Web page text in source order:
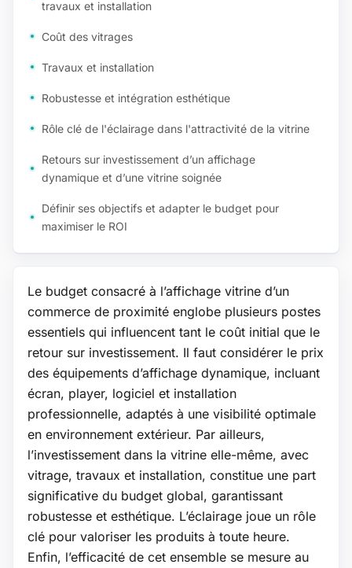
travaux et installation
Coût des vitrages
Travaux et installation
Robustesse et intégration esthétique
Rôle clé de l'éclairage dans l'attractivité de la vitrine
Retours sur investissement d’un affichage
dynamique et d’une vitrine soignée
Définir ses objectifs et adapter le budget pour
maximiser le ROI
Le budget consacré à l’affichage vitrine d’un
commerce de proximité englobe plusieurs postes
essentiels qui influencent tant le coût initial que le
retour sur investissement. Il faut considérer le prix
des équipements d’affichage dynamique, incluant
écran, player, logiciel et installation
professionnelle, adaptés à une visibilité optimale
en environnement extérieur. Par ailleurs,
l’investissement dans la vitrine elle-même, avec
vitrage, travaux et installation, constitue une part
significative du budget global, garantissant
robustesse et esthétique. L’éclairage joue un rôle
clé pour valoriser les produits à toute heure.
Enfin, l’efficacité de cet ensemble se mesure au